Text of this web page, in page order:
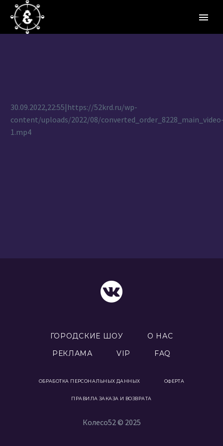
30.09.2022,22:55|https://52krd.ru/wp-
content/uploads/2022/08/
1.mp4
ГОРОДСКИЕ ШОУ
О НАС
РЕКЛАМА
VIP FAQ
ОБРАБОТКА ПЕРСОНАЛЬНЫХ ДАННЫХ ОФЕРТА
ПРАВИЛА ЗАКАЗА И ВОЗВРАТА
Колесо52 © 2025